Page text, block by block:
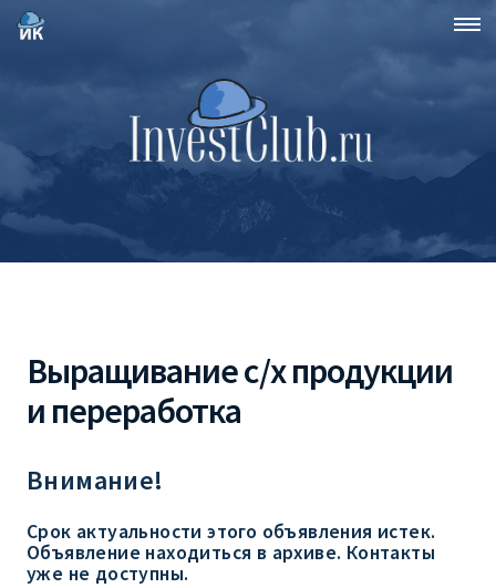
Выращивание с/х продукции
и переработка
Внимание!
Срок актуальности этого объявления истек.
Объявление находиться в архиве. Контакты
уже не доступны.